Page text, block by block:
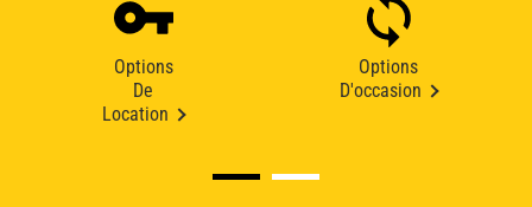
Options
De
Location
Options
D'occasion